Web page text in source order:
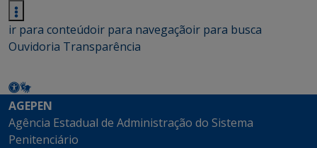
ir para conteúdoir para navegaçãoir para busca
Ouvidoria Transparência
AGEPEN
Agência Estadual de Administração do Sistema
Penitenciário